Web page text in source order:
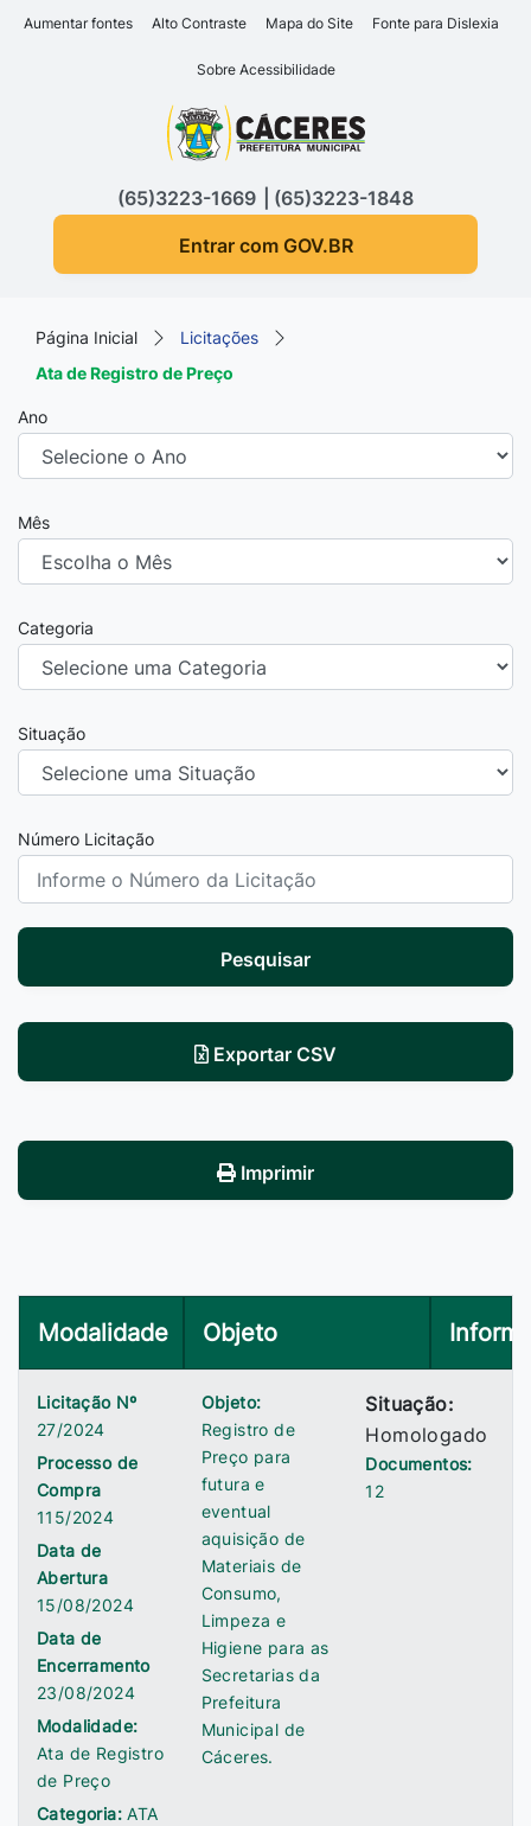
Seção de atalhos e links
Ir para o conteúdo [alt+1]
Ir para o rodapé [alt+4]
Aumentar fontes Alto Contraste Mapa do Site Fonte para Dislexia
Sobre Acessibilidade
Seção do menu principal
(65)3223-1669
(65)3223-1848
Entrar com GOV.BR
Página Inicial
Licitações
Ata de Registro de Preço
Ano
Mês
Categoria
Situação
Número Licitação
Pesquisar
Exportar CSV
Imprimir
Modalidade Objeto
Licitação Nº
27/2024
Processo de
Compra
115/2024
Data de
Abertura
15/08/2024
Data de
Encerramento
23/08/2024
Modalidade:
Ata de Registro
de Preço
Categoria:ATA
Objeto:
Registro de
Preço para
futura e
eventual
aquisição de
Materiais de
Consumo,
Limpeza e
Higiene para as
Secretarias da
Prefeitura
Municipal de
Cáceres.
Situação:
Homologado
Documentos:
12